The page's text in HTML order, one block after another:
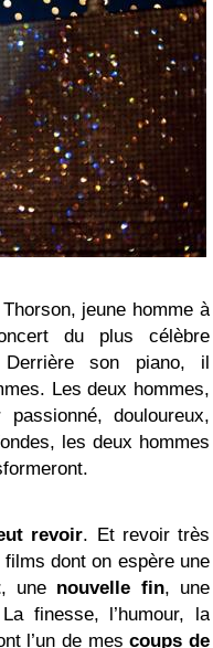
jeune homme à
du plus célèbre
Derrière son piano, il
Les deux hommes,
douloureux,
les deux hommes
revoir. Et revoir très
dont on espère une
, une nouvelle fin, une
finesse, l’humour, la
l’un de mes coups de